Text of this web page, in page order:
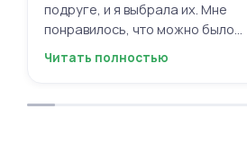
подруге, и я выбрала их. Мне
понравилось, что можно было
выбрать цветы и оформить заказ
время, и цветы были свежие и
Читать полностью